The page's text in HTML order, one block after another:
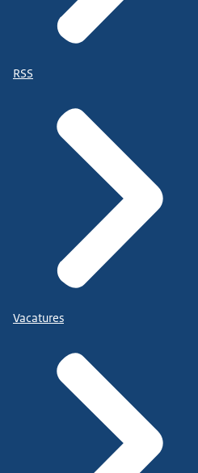
RSS
Vacatures